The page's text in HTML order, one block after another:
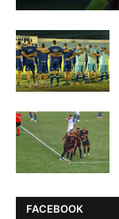
FACEBOOK